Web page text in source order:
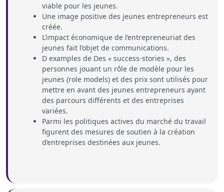
viable pour les jeunes.
Une image positive des jeunes entrepreneurs est
créée.
L’impact économique de l’entrepreneuriat des
jeunes fait l’objet de communications.
D examples de Des « success-stories », des
personnes jouant un rôle de modèle pour les
jeunes (role models) et des prix sont utilisés pour
mettre en avant des jeunes entrepreneurs ayant
des parcours différents et des entreprises
variées.
Parmi les politiques actives du marché du travail
figurent des mesures de soutien à la création
d’entreprises destinées aux jeunes.